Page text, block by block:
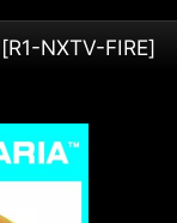
[R1-NXTV-FIRE]